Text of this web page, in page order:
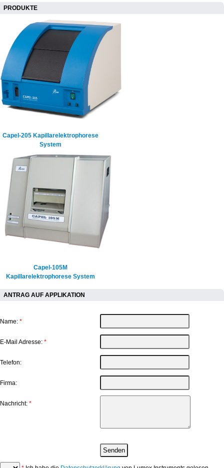
PRODUKTE
Capel-205 Kapillarelektrophorese
System
Capel-105M
Kapillarelektrophorese System
ANTRAG AUF APPLIKATION
Name: *
E-Mail Adresse: *
Telefon:
Firma:
Nachricht: *